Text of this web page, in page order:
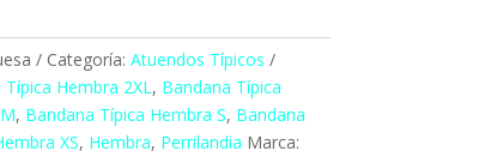
Categoría: Atuendos Típicos
Típica Hembra 2XL, Bandana Típica
, Bandana Típica Hembra S, Bandana
XS, Hembra, Perrilandia Marca: